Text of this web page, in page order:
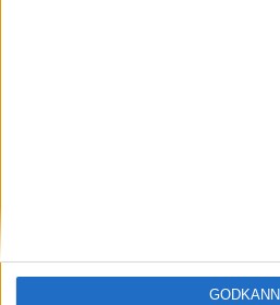
GODKÄNN
ASIEN